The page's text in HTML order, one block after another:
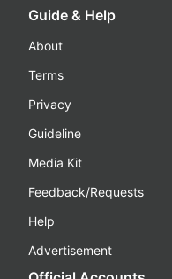
Guide & Help
About
Terms
Privacy
Guideline
Media Kit
Feedback/Requests
Help
Advertisement